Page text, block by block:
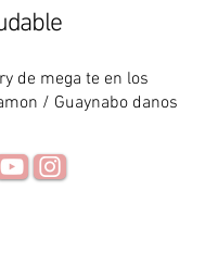
de mega te en los
/ Guaynabo danos